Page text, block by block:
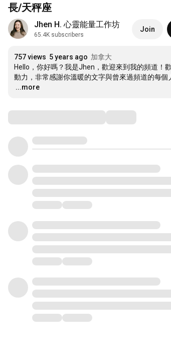
長/天秤座
Jhen H. 心靈能量工作坊
65.4K subscribers
Join
757 views 5 years ago 加拿大
Hello，你好嗎？我是Jhen，歡迎來到我的頻道！
…
...more